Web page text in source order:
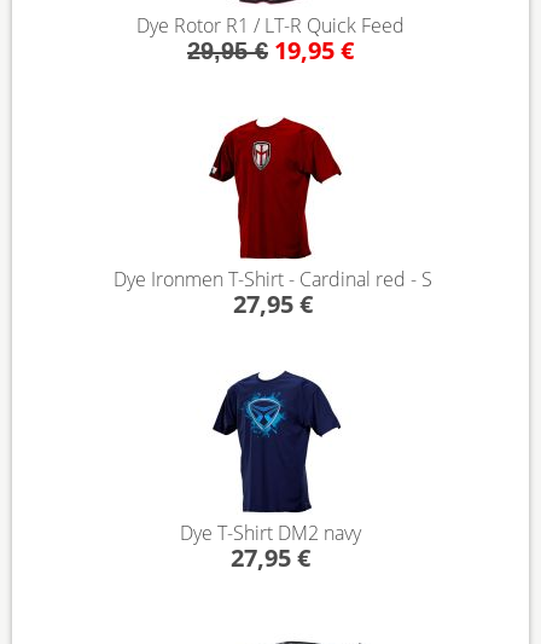
Dye Rotor R1 / LT-R Quick Feed
29,95 € 19,95 €
Dye Ironmen T-Shirt - Cardinal red - S
27,95 €
Dye T-Shirt DM2 navy
27,95 €